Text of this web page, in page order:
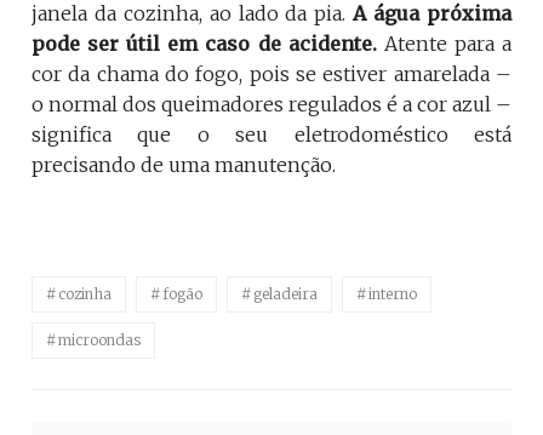
janela da cozinha, ao lado da pia.A água próxima
pode ser útil em caso de acidente.Atente para a
cor da chama do fogo, pois se estiver amarelada –
o normal dos queimadores regulados é a cor azul –
significa que o seu eletrodoméstico está
precisando de uma manutenção.
cozinha fogão geladeira interno
microondas